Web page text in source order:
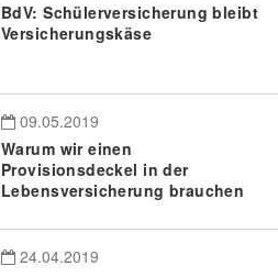
BdV: Schülerversicherung bleibt
Versicherungskäse
09.05.2019
Warum wir einen
Provisionsdeckel in der
Lebensversicherung brauchen
24.04.2019